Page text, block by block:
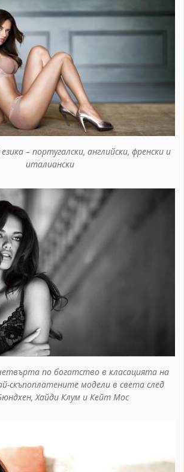
– португалски, английски, френски и
италиански
по богатство в класацията на
скъпоплатените модели в света след
Хайди Клум и Кейт Мос